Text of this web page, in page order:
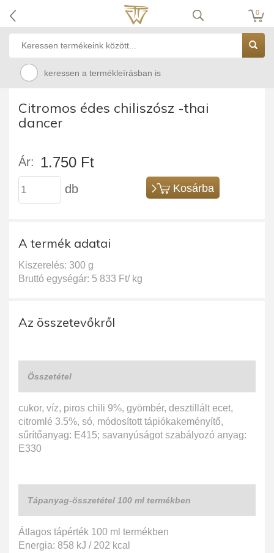
0
keressen a termékleírásban is
Citromos édes chiliszósz -thai
dancer
Ár: 1.750 Ft
db Kosárba
A termék adatai
Kiszerelés: 300 g
Bruttó egységár: 5 833 Ft/ kg
Az összetevőkről
Összetétel
cukor, víz, piros chili 9%, gyömbér, desztillált ecet,
citromlé 3.5%, só, módosított tápiókakeményítő,
sűrítőanyag: E415; savanyúságot szabályozó anyag:
E330
Tápanyag-összetétel 100 ml termékben
Átlagos tápérték 100 ml termékben
Energia: 858 kJ / 202 kcal